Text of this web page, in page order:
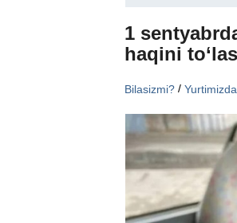
1
haqini
Bilasizmi? /Yurtimizda